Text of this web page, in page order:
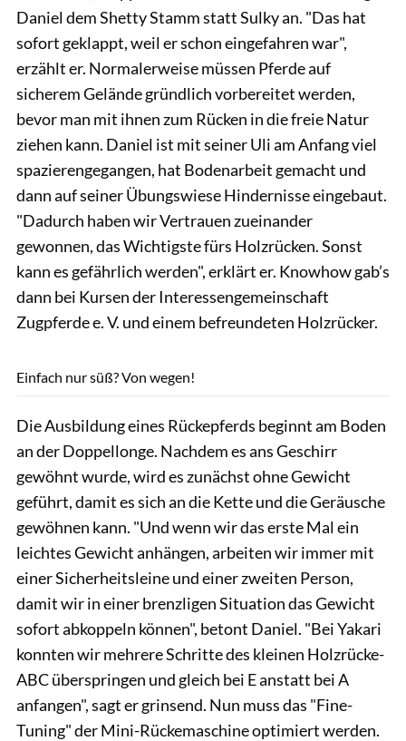
Daniel dem Shetty Stamm statt Sulky an. "Das hat
sofort geklappt, weil er schon eingefahren war",
erzählt er. Normalerweise müssen Pferde auf
sicherem Gelände gründlich vorbereitet werden,
bevor man mit ihnen zum Rücken in die freie Natur
ziehen kann. Daniel ist mit seiner Uli am Anfang viel
spazierengegangen, hat Bodenarbeit gemacht und
dann auf seiner Übungswiese Hindernisse eingebaut.
"Dadurch haben wir Vertrauen zueinander
gewonnen, das Wichtigste fürs Holzrücken. Sonst
kann es gefährlich werden", erklärt er. Knowhow gab’s
dann bei Kursen der Interessengemeinschaft
Zugpferde e. V. und einem befreundeten Holzrücker.
Einfach nur süß? Von wegen!
Die Ausbildung eines Rückepferds beginnt am Boden
an der Doppellonge. Nachdem es ans Geschirr
gewöhnt wurde, wird es zunächst ohne Gewicht
geführt, damit es sich an die Kette und die Geräusche
gewöhnen kann. "Und wenn wir das erste Mal ein
leichtes Gewicht anhängen, arbeiten wir immer mit
einer Sicherheitsleine und einer zweiten Person,
damit wir in einer brenzligen Situation das Gewicht
sofort abkoppeln können", betont Daniel. "Bei Yakari
konnten wir mehrere Schritte des kleinen Holzrücke-
ABC überspringen und gleich bei E anstatt bei A
anfangen", sagt er grinsend. Nun muss das "Fine-
Tuning" der Mini-Rückemaschine optimiert werden.